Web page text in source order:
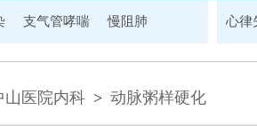
支气管哮喘 慢阻肺 心律
山医院内科 > 动脉粥样硬化